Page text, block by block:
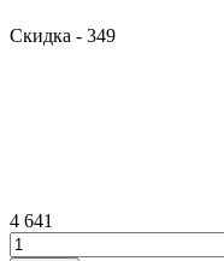
Скидка - 349
4 641